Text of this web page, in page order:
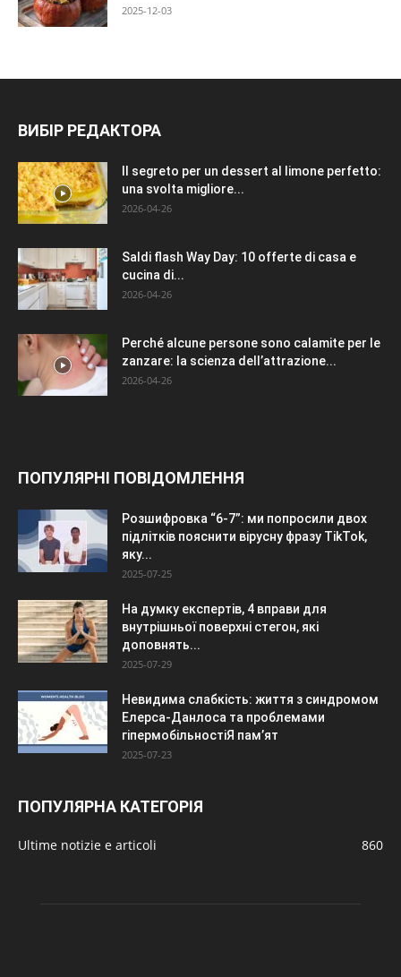
2025-12-03
ВИБІР РЕДАКТОРА
Il segreto per un dessert al limone perfetto:
una svolta migliore...
2026-04-26
Saldi flash Way Day: 10 offerte di casa e
cucina di...
2026-04-26
Perché alcune persone sono calamite per le
zanzare: la scienza dell’attrazione...
2026-04-26
ПОПУЛЯРНІ ПОВІДОМЛЕННЯ
Розшифровка “6-7”: ми попросили двох
підлітків пояснити вірусну фразу TikTok,
яку...
2025-07-25
На думку експертів, 4 вправи для
внутрішньої поверхні стегон, які
доповнять...
2025-07-29
Невидима слабкість: життя з синдромом
Елерса-Данлоса та проблемами
гіпермобільностіЯ пам’ят
2025-07-23
ПОПУЛЯРНА КАТЕГОРІЯ
Ultime notizie e articoli 860